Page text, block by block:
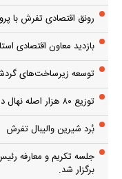
رونق اقتصادی تفرش با
بازدید معاون اقتصادی
توسعه زیرساخت‌های
توزیع ۸۰ هزار اصله نهال در تفرش
بُرد شیرین والیبال تفرش
جلسه تکریم و معارفه
برگزار شد.